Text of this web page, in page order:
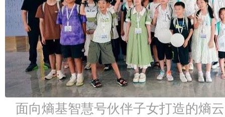
面向熵基智慧号伙伴子女打造的熵